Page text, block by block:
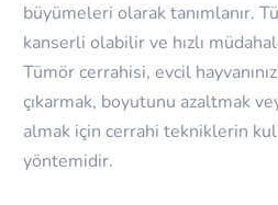
büyümeleri olarak tanımlanır.
kanserli olabilir ve hızlı
Tümör cerrahisi, evcil
çıkarmak, boyutunu azaltmak
almak için cerrahi tekniklerin
yöntemidir.